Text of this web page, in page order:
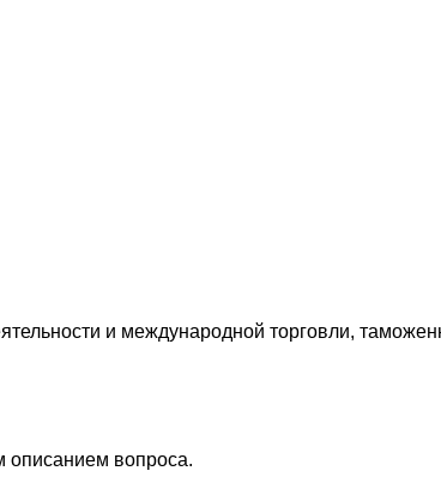
и международной торговли,
описанием вопроса.